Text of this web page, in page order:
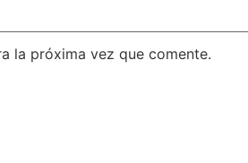
la próxima vez que comente.